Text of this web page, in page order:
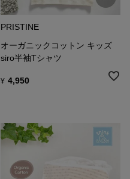
PRISTINE
オーガニックコットン キッズ
siro半袖Tシャツ
¥ 4,950